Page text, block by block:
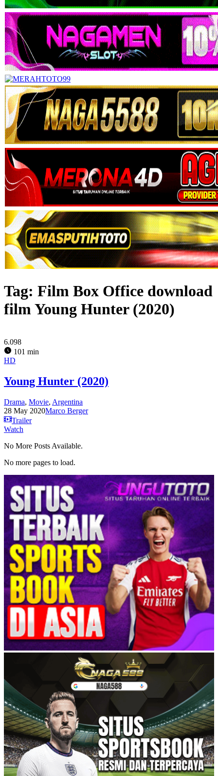
Tag: Film Box Office download
film Young Hunter (2020)
6.098
101 min
HD
Young Hunter (2020)
Drama, Movie, Argentina
28 May 2020Marco Berger
Trailer
Watch
No More Posts Available.
No more pages to load.